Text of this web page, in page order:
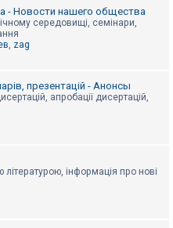
- Новости нашего общества
середовищі, семінари,
, zag
презентацій - Анонсы
апробації дисертацій,
літературою, інформація про нові